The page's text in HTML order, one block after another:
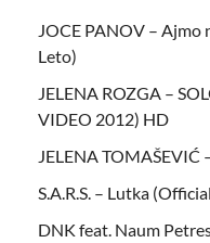
JOCE PANOV –
Leto)
JELENA ROZGA –
VIDEO 2012) HD
JELENA TOMAŠEVIĆ
S.A.R.S. – Lutka
DNK feat. Naum